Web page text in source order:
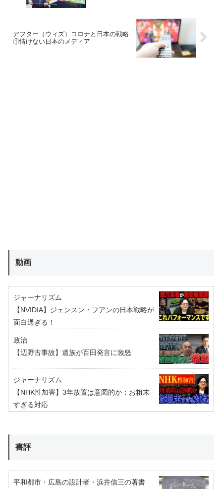
アフター（ウィズ）コロナと日本の戦略
①情けない日本のメディア
動画
ジャーナリズム
【NVIDIA】ジェンスン・フアンの日本戦略が
面白過ぎる！
政治
【辺野古事故】遺族が百田発言に激怒
ジャーナリズム
【NHK性加害】3年放置は意図的か：お粗末
すぎる対応
書評
平和都市・広島の設計者・浜井信三の著書